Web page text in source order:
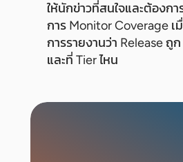
ให้นักข่าวที่สนใจและต้องก
การ Monitor Coverage เ
การรายงานว่า Release ถู
และที่ Tier ไหน